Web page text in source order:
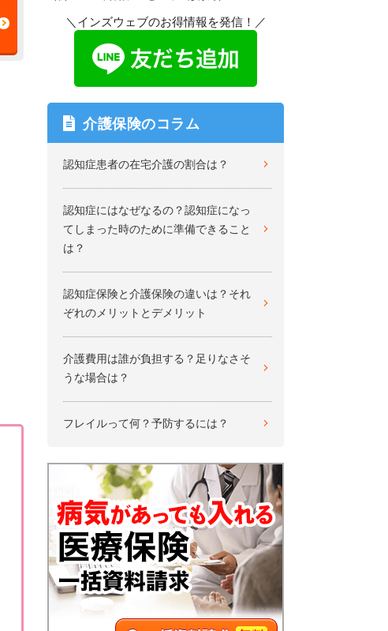
＼インズウェブのお得情報を発信！／
介護保険のコラム
認知症患者の在宅介護の割合は？
認知症にはなぜなるの？認知症になっ
てしまった時のために準備できること
は？
認知症保険と介護保険の違いは？それ
ぞれのメリットとデメリット
介護費用は誰が負担する？足りなさそ
うな場合は？
フレイルって何？予防するには？